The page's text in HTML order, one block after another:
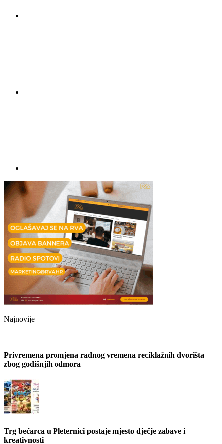
Najnovije
Privremena promjena radnog vremena reciklažnih dvorišta
zbog godišnjih odmora
Trg bećarca u Pleternici postaje mjesto dječje zabave i
kreativnosti